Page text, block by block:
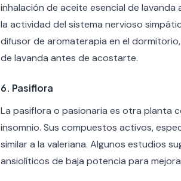
inhalación de aceite esencial de
la actividad del sistema nervioso
difusor de aromaterapia en el
de lavanda antes de acostarte.
6. Pasiflora
La pasiflora o pasionaria es otra planta
insomnio. Sus compuestos activos,
similar a la valeriana. Algunos estudios
ansiolíticos de baja potencia para